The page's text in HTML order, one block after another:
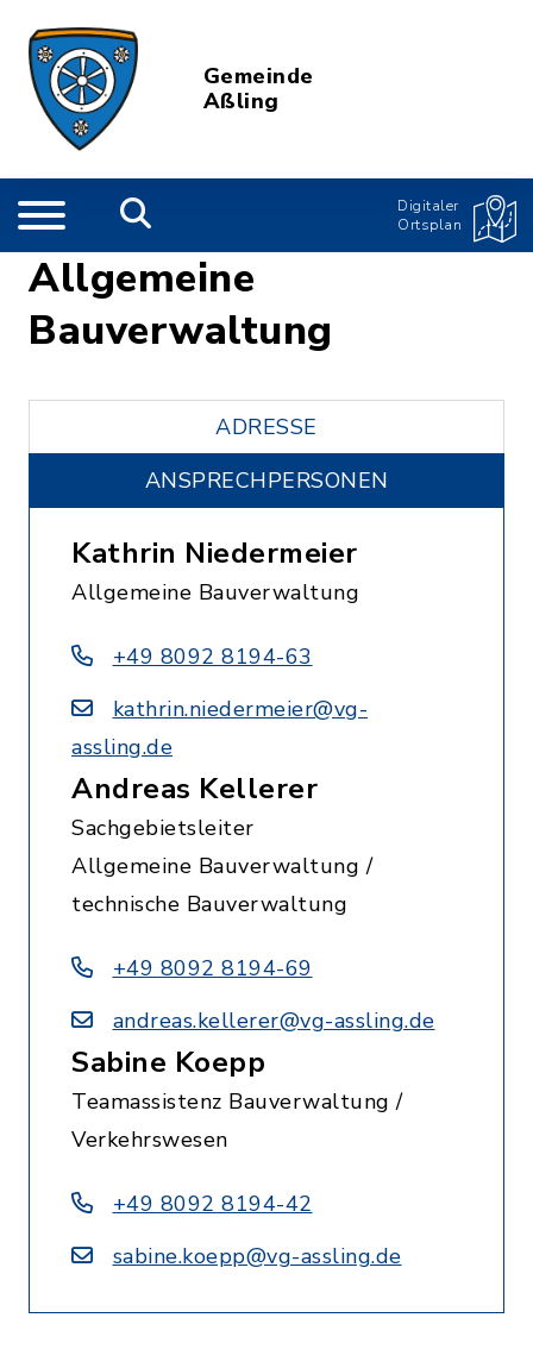
Gemeinde
Aßling
Digitaler
Ortsplan
Allgemeine
Bauverwaltung
ADRESSE
ANSPRECHPERSONEN
Kathrin Niedermeier
Allgemeine Bauverwaltung
+49 8092 8194-63
kathrin.niedermeier@vg-
assling.de
Andreas Kellerer
Sachgebietsleiter
Allgemeine Bauverwaltung /
technische Bauverwaltung
+49 8092 8194-69
andreas.kellerer@vg-assling.de
Sabine Koepp
Teamassistenz Bauverwaltung /
Verkehrswesen
+49 8092 8194-42
sabine.koepp@vg-assling.de